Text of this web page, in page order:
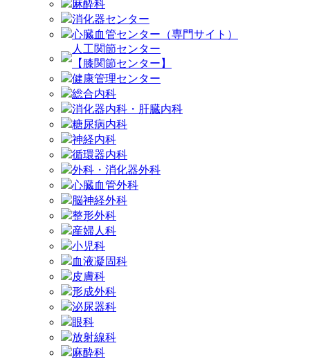
麻酔科
消化器センター
心臓血管センター（専門サイト）
人工関節センター
【膝関節センター】
健康管理センター
総合内科
消化器内科・肝臓内科
糖尿病内科
神経内科
循環器内科
外科・消化器外科
心臓血管外科
脳神経外科
整形外科
産婦人科
小児科
血液凝固科
皮膚科
形成外科
泌尿器科
眼科
放射線科
麻酔科